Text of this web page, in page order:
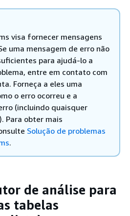
visa fornecer mensagens
uma mensagem de erro não
para ajudá-lo a
entre em contato com
Forneça a eles uma
o erro ocorreu e a
(incluindo quaisquer
Para obter mais
Solução de problemas
.
de análise para
tabelas